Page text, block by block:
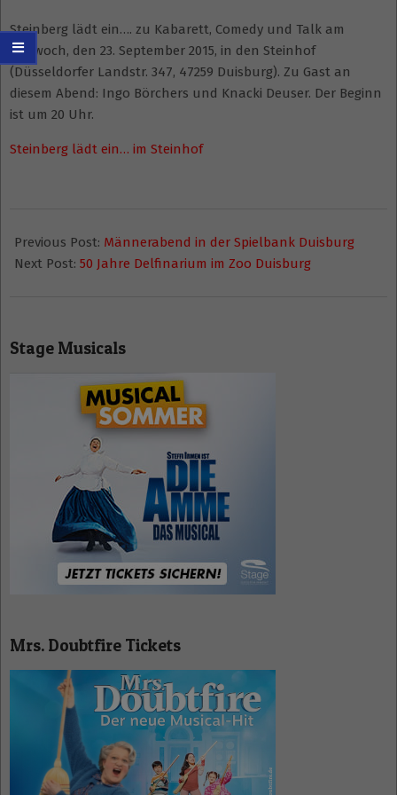
Steinberg lädt ein…. zu Kabarett, Comedy und Talk am
Mittwoch, den 23. September 2015, in den Steinhof
(Düsseldorfer Landstr. 347, 47259 Duisburg). Zu Gast an
diesem Abend: Ingo Börchers und Knacki Deuser. Der Beginn
ist um 20 Uhr.
Steinberg lädt ein… im Steinhof
07-
08
Previous Post: Männerabend in der Spielbank Duisburg
Next Post: 50 Jahre Delfinarium im Zoo Duisburg
Stage Musicals
Mrs. Doubtfire Tickets